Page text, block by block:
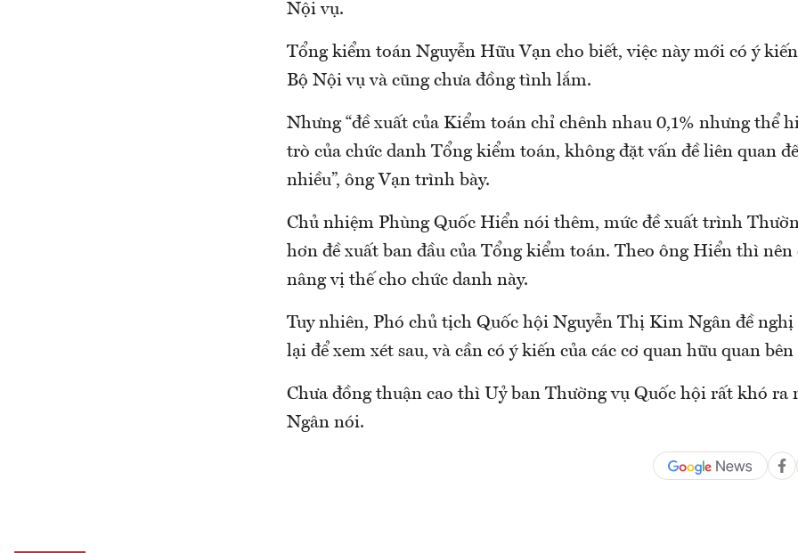
Nội vụ.
Tổng kiểm toán Nguyễn Hữu Vạn cho biết, việc này mới có ý
Bộ Nội vụ và cũng chưa đồng tình lắm.
Nhưng “đề xuất của Kiểm toán chỉ chênh nhau 0,1% nhưng thể
trò của chức danh Tổng kiểm toán, không đặt vấn đề liên quan
nhiều”, ông Vạn trình bày.
Chủ nhiệm Phùng Quốc Hiển nói thêm, mức đề xuất trình
hơn đề xuất ban đầu của Tổng kiểm toán. Theo ông Hiển thì nên
nâng vị thế cho chức danh này.
Tuy nhiên, Phó chủ tịch Quốc hội Nguyễn Thị Kim Ngân đề nghị
lại để xem xét sau, và cần có ý kiến của các cơ quan hữu quan
Chưa đồng thuận cao thì Uỷ ban Thường vụ Quốc hội rất khó ra
Ngân nói.